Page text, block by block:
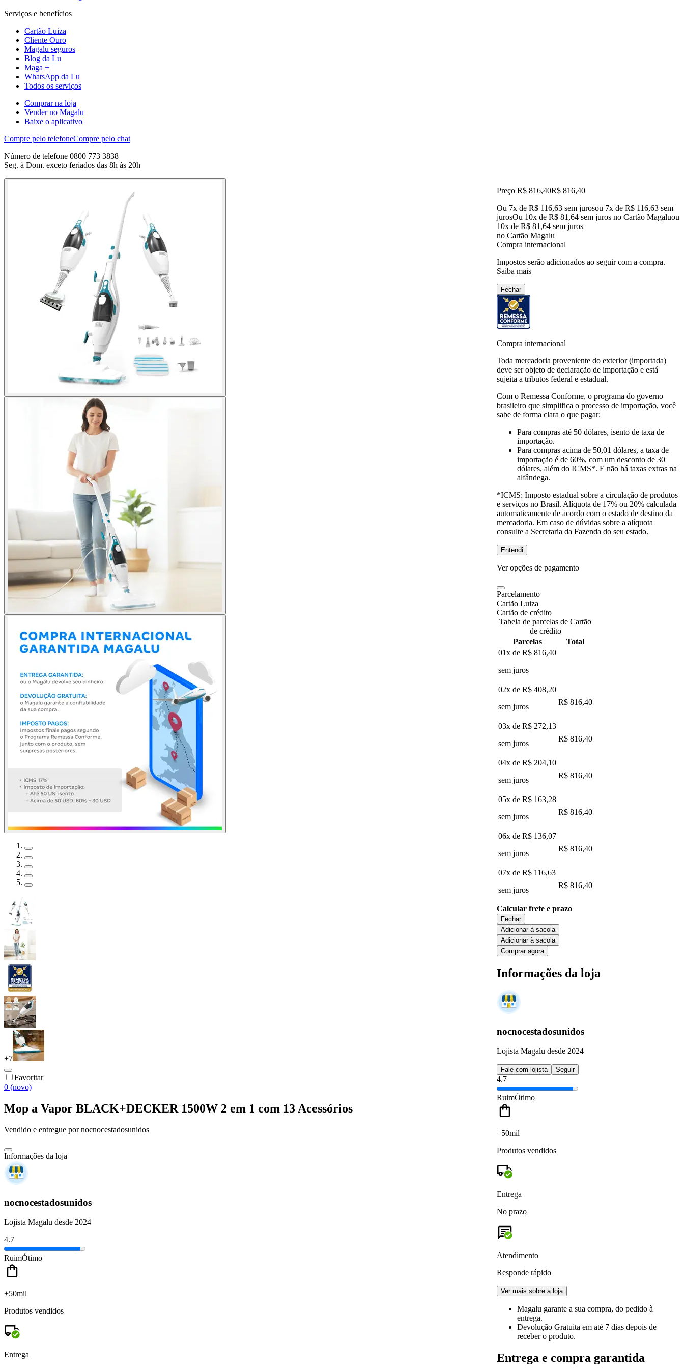
Serviços e benefícios
Cartão Luiza
Cliente Ouro
Magalu seguros
Blog da Lu
Maga +
WhatsApp da Lu
Todos os serviços
Comprar na loja
Vender no Magalu
Baixe o aplicativo
Compre pelo telefoneCompre pelo chat
Número de telefone 0800 773 3838
Seg. à Dom. exceto feriados das 8h às 20h
+7
Favoritar
0 (novo)
Mop a Vapor BLACK+DECKER 1500W 2 em 1 com 13 Acessórios
Vendido e entregue por nocnocestadosunidos
Informações da loja
nocnocestadosunidos
Lojista Magalu desde 2024
4.7
RuimÓtimo
+50mil
Produtos vendidos
Entrega
Preço R$ 816,40R$ 816,40
Ou 7x de R$ 116,63 sem jurosou 7x de R$ 116,63 sem
jurosOu 10x de R$ 81,64 sem juros no Cartão Magaluou
10x de R$ 81,64 sem juros
no Cartão Magalu
Compra internacional
Impostos serão adicionados ao seguir com a compra.
Saiba mais
Fechar
Compra internacional
Toda mercadoria proveniente do exterior (importada)
deve ser objeto de declaração de importação e está
sujeita a tributos federal e estadual.
Com o Remessa Conforme, o programa do governo
brasileiro que simplifica o processo de importação, você
sabe de forma clara o que pagar:
Para compras até 50 dólares, isento de taxa de
importação.
Para compras acima de 50,01 dólares, a taxa de
importação é de 60%, com um desconto de 30
dólares, além do ICMS*. E não há taxas extras na
alfândega.
*ICMS: Imposto estadual sobre a circulação de produtos
e serviços no Brasil. Alíquota de 17% ou 20% calculada
automaticamente de acordo com o estado de destino da
mercadoria. Em caso de dúvidas sobre a alíquota
consulte a Secretaria da Fazenda do seu estado.
Entendi
Ver opções de pagamento
Parcelamento
Cartão Luiza
Cartão de crédito
Tabela de parcelas de Cartão
de crédito
Parcelas
Total
01x de R$ 816,40
sem juros
02x de R$ 408,20
sem juros
R$ 816,40
03x de R$ 272,13
sem juros
R$ 816,40
04x de R$ 204,10
sem juros
R$ 816,40
05x de R$ 163,28
sem juros
R$ 816,40
06x de R$ 136,07
sem juros
R$ 816,40
07x de R$ 116,63
sem juros
R$ 816,40
Calcular frete e prazo
Fechar
Adicionar à sacola
Adicionar à sacola
Comprar agora
Informações da loja
nocnocestadosunidos
Lojista Magalu desde 2024
Fale com lojista Seguir
4.7
RuimÓtimo
+50mil
Produtos vendidos
Entrega
No prazo
Atendimento
Responde rápido
Ver mais sobre a loja
Magalu garante a sua compra, do pedido à
entrega.
Devolução Gratuita em até 7 dias depois de
receber o produto.
Entrega e compra garantida